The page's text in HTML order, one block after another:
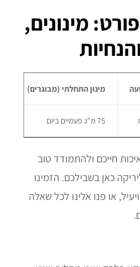
מינונים,
מינון התחלתי (מבוגרים)
חייכם ולהתמודד טוב
כאן בשבילכם. הזמינו
או פנו אלינו לכל שאלה